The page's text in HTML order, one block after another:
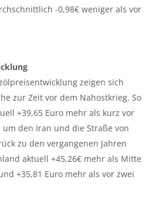
-0,98€ weniger als vor
zeigen sich
zur Zeit vor dem Nahostkrieg. So
+39,65 Euro mehr als kurz vor
den Iran und die Straße von
zu den vergangenen Jahren
aktuell +45,26€ mehr als Mitte
+35,81 Euro mehr als vor zwei